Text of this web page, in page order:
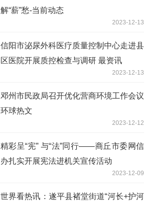
解“薪”愁-当前动态
2023-12-13
​信阳市泌尿外科医疗质量控制中心走进县
区医院开展质控检查与调研 最资讯
2023-12-13
邓州市民政局召开优化营商环境工作会议
环球热文
2023-12-12
精彩呈“宪” 与“法”同行——商丘市委网信
办扎实开展宪法进机关宣传活动
2023-12-09
世界看热讯：遂平县褚堂街道“河长+护河